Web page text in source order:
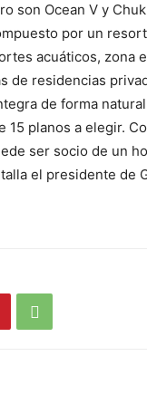
son Ocean V y
por un
acuáticos, zona
de residencias
de forma
15 planos a elegir.
ser socio de un
el presidente de